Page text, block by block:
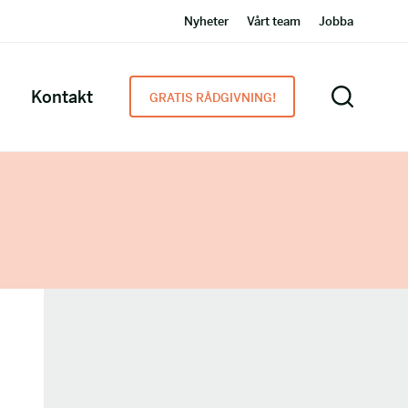
Nyheter Vårt team Jobba
Kontakt GRATIS RÅDGIVNING!